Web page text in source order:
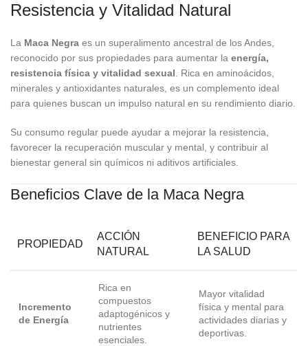
Resistencia y Vitalidad Natural
La Maca Negra es un superalimento ancestral de los Andes,
reconocido por sus propiedades para aumentar la energía,
resistencia física y vitalidad sexual . Rica en aminoácidos,
minerales y antioxidantes naturales, es un complemento ideal
para quienes buscan un impulso natural en su rendimiento diario.
Su consumo regular puede ayudar a mejorar la resistencia,
favorecer la recuperación muscular y mental, y contribuir al
bienestar general sin químicos ni aditivos artificiales.
Beneficios Clave de la Maca Negra
PROPIEDAD
ACCIÓN
NATURAL
BENEFICIO PARA
LA SALUD
Incremento
de Energía
Rica en
compuestos
adaptogénicos y
nutrientes
esenciales.
Mayor vitalidad
física y mental para
actividades diarias y
deportivas.